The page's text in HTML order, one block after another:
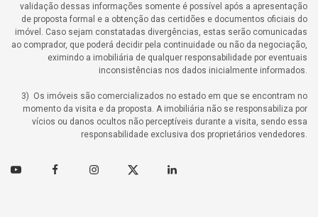
validação dessas informações somente é possível após a apresentação
de proposta formal e a obtenção das certidões e documentos oficiais do
imóvel. Caso sejam constatadas divergências, estas serão comunicadas
ao comprador, que poderá decidir pela continuidade ou não da negociação,
eximindo a imobiliária de qualquer responsabilidade por eventuais
inconsistências nos dados inicialmente informados.
3) Os imóveis são comercializados no estado em que se encontram no
momento da visita e da proposta. A imobiliária não se responsabiliza por
vícios ou danos ocultos não perceptíveis durante a visita, sendo essa
responsabilidade exclusiva dos proprietários vendedores.
Youtube FacebookInstagramTwitter Linkedin